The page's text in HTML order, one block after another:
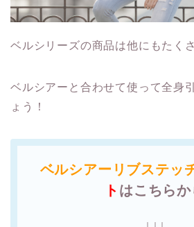
ベルシリーズの商品は他にもたく
ベルシアーと合わせて使って全身
ょう！
ベルシアーリブステッ
ト はこちらか